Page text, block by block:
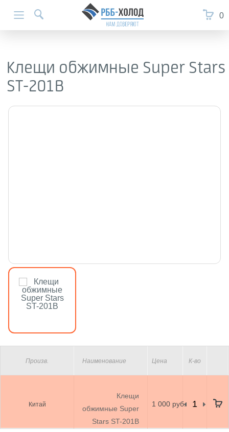
0
Клещи обжимные Super Stars
ST-201B
Произв. Наименование Цена К-во
Китай
Клещи
обжимные Super
Stars ST-201B
1 000 руб.